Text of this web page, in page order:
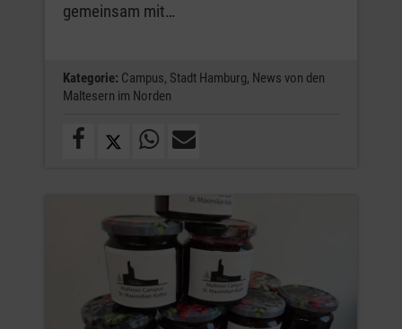
gemeinsam mit…
Kategorie: Campus, Stadt Hamburg, News von den
Maltesern im Norden